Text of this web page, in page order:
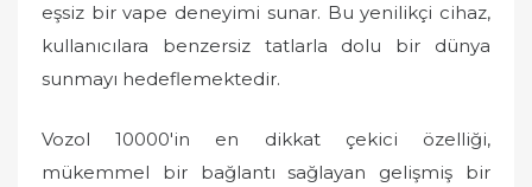
eşsiz bir vape deneyimi sunar. Bu yenilikçi cihaz,
kullanıcılara benzersiz tatlarla dolu bir dünya
sunmayı hedeflemektedir.
Vozol 10000'in en dikkat çekici özelliği,
mükemmel bir bağlantı sağlayan gelişmiş bir